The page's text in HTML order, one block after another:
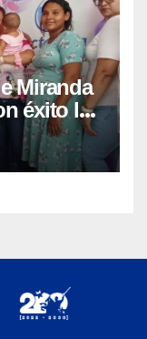
Miranda
éxito la